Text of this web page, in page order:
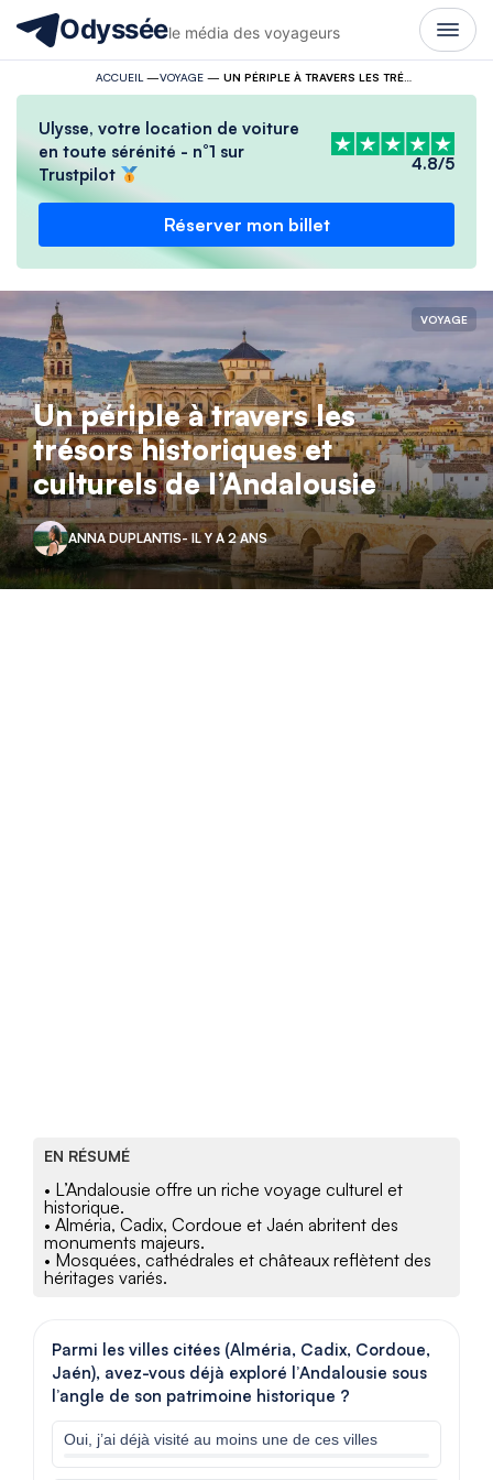
Odysséele média des voyageurs
ACCUEIL —VOYAGE— UN PÉRIPLE À TRAVERS LES TRÉSORS HISTORIQUES ET CULTURELS DE L’ANDALOUSIE
Ulysse, votre location de voiture
en toute sérénité - n°1 sur
Trustpilot
4.8/5
Réserver mon billet
VOYAGE
Un périple à travers les
trésors historiques et
culturels de l’Andalousie
ANNA DUPLANTIS- IL Y A 2 ANS
EN RÉSUMÉ
• L’Andalousie offre un riche voyage culturel et
historique.
• Alméria, Cadix, Cordoue et Jaén abritent des
monuments majeurs.
• Mosquées, cathédrales et châteaux reflètent des
héritages variés.
Parmi les villes citées (Alméria, Cadix, Cordoue,
Jaén), avez-vous déjà exploré l’Andalousie sous
l’angle de son patrimoine historique ?
Oui, j’ai déjà visité au moins une de ces villes